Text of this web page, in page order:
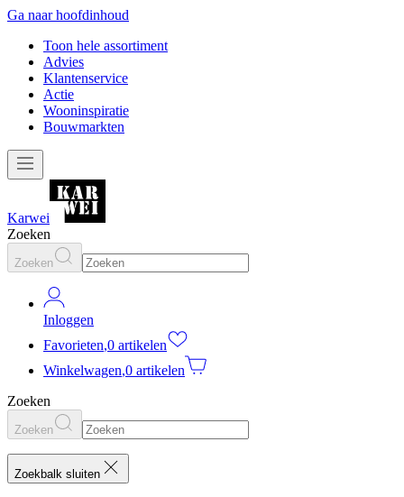
Ga naar hoofdinhoud
Toon hele assortiment
Advies
Klantenservice
Actie
Wooninspiratie
Bouwmarkten
Karwei
Zoeken
Zoeken
Inloggen
Favorieten,0 artikelen
Winkelwagen,0 artikelen
Zoeken
Zoeken
Zoekbalk sluiten